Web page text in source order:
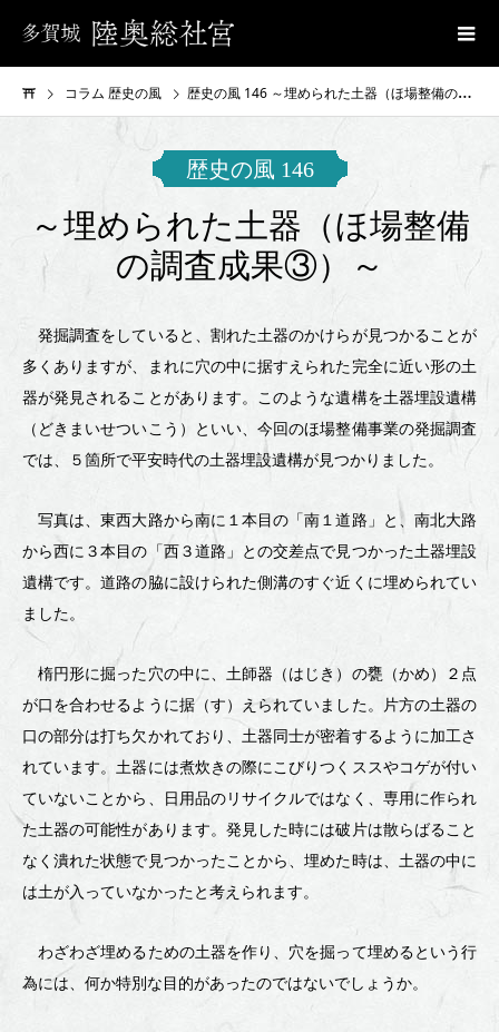
コラム 歴史の風 歴史の風 146 ～埋められた土器（ほ場整備の調査成果③）～
の
146
～
埋
め
れ
た
土
器
（ほ
場
整
備
の
査
成
歴史の風 146
～埋められた土器（ほ場整備
の調査成果③）～
発掘調査をしていると、割れた土器のかけらが見つかることが
多くありますが、まれに穴の中に据すえられた完全に近い形の土
器が発見されることがあります。このような遺構を土器埋設遺構
（どきまいせついこう）といい、今回のほ場整備事業の発掘調査
では、５箇所で平安時代の土器埋設遺構が見つかりました。
写真は、東西大路から南に１本目の「南１道路」と、南北大路
から西に３本目の「西３道路」との交差点で見つかった土器埋設
遺構です。道路の脇に設けられた側溝のすぐ近くに埋められてい
ました。
楕円形に掘った穴の中に、土師器（はじき）の甕（かめ）２点
が口を合わせるように据（す）えられていました。片方の土器の
口の部分は打ち欠かれており、土器同士が密着するように加工さ
れています。土器には煮炊きの際にこびりつくススやコゲが付い
ていないことから、日用品のリサイクルではなく、専用に作られ
た土器の可能性があります。発見した時には破片は散らばること
なく潰れた状態で見つかったことから、埋めた時は、土器の中に
は土が入っていなかったと考えられます。
わざわざ埋めるための土器を作り、穴を掘って埋めるという行
為には、何か特別な目的があったのではないでしょうか。